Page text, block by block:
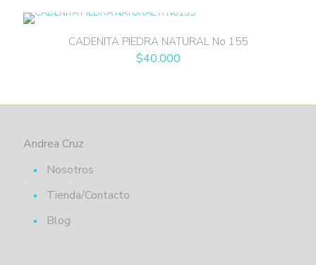
CADENITA PIEDRA NATURAL No 155
$40.000
Andrea Cruz
Nosotros
Tienda/Contacto
Blog